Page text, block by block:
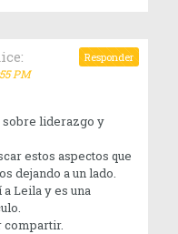
PM
sobre liderazgo y
estos aspectos que
dejando a un lado.
Leila y es una
compartir.
Responder